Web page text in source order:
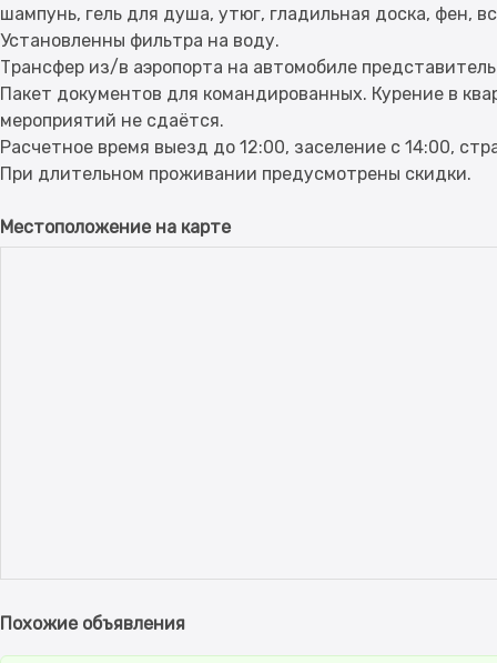
шампунь, гель для душа, утюг, гладильная доска, фен,
Установленны фильтра на воду.
Трансфер из/в аэропорта на автомобиле
Пакет документов для командированных. Курение в
мероприятий не сдаётся.
Расчетное время выезд до 12:00, заселение с 14:00,
Местоположение на карте
Похожие объявления